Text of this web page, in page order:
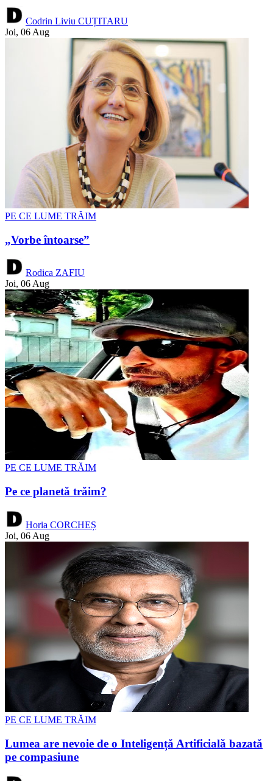
Codrin Liviu CUȚITARU
Joi, 06 Aug
PE CE LUME TRĂIM
„Vorbe întoarse”
Rodica ZAFIU
Joi, 06 Aug
PE CE LUME TRĂIM
Pe ce planetă trăim?
Horia CORCHEȘ
Joi, 06 Aug
PE CE LUME TRĂIM
Lumea are nevoie de o Inteligență Artificială bazată
pe compasiune